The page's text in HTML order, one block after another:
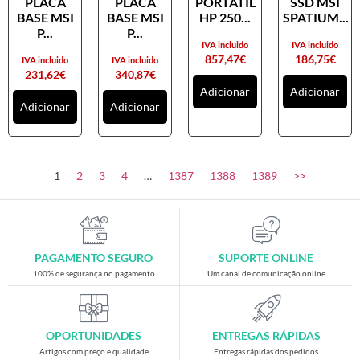
Placas gráficas
SAIS
Ventoínhas
Computadores
All-in-One
Gaming
Acessórios gaming
Cadeiras gaming
Merchandising
BASE MSI
P...
231,62€
IVA incluido
Adicionar
BASE MSI
P...
340,87€
IVA incluido
Adicionar
HP 250...
857,47€
IVA incluido
Adicionar
SPATIUM...
186,75€
IVA incluido
Adicionar
1 2 3 4 … 1387 1388 1389 >>
PAGAMENTO SEGURO
100% de segurança no pagamento
SUPORTE ONLINE
Um canal de comunicação online
OPORTUNIDADES
Artigos com preço e qualidade
ENTREGAS RÁPIDAS
Entregas rápidas dos pedidos